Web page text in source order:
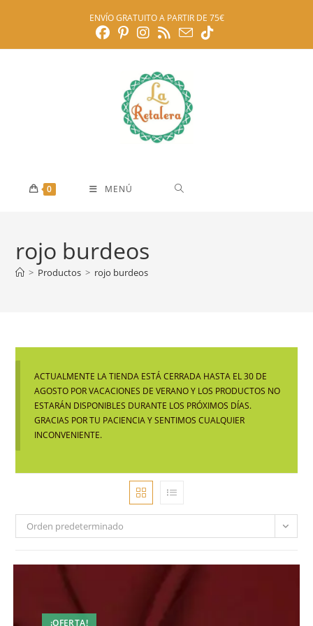
ENVÍO GRATUITO A PARTIR DE 75€
0 MENÚ
rojo burdeos
> Productos > rojo burdeos
ACTUALMENTE LA TIENDA ESTÁ CERRADA HASTA EL 30 DE
AGOSTO POR VACACIONES DE VERANO Y LOS PRODUCTOS NO
ESTARÁN DISPONIBLES DURANTE LOS PRÓXIMOS DÍAS.
GRACIAS POR TU PACIENCIA Y SENTIMOS CUALQUIER
INCONVENIENTE.
Orden predeterminado
¡OFERTA!